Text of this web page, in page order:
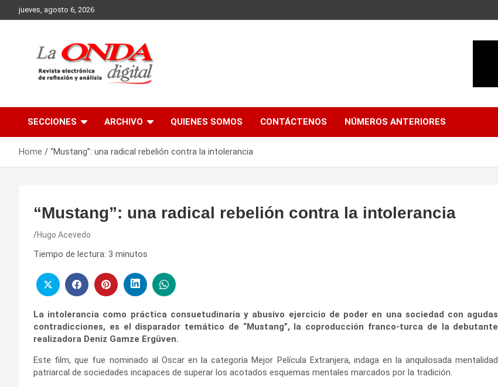
to
jueves, agosto 6, 2026
SECCIONES ARCHIVO QUIENES SOMOS CONTÁCTENOS NÚMEROS ANTERIORES
Home “Mustang”: una radical rebelión contra la intolerancia
“Mustang”: una radical rebelión contra la intolerancia
Hugo Acevedo
Tiempo de lectura: 3 minutos
La intolerancia como práctica consuetudinaria y abusivo ejercicio de poder en una sociedad con agudas
contradicciones, es el disparador temático de “Mustang”, la coproducción franco-turca de la debutante
realizadora Deniz Gamze Ergüven.
Este film, que fue nominado al Oscar en la categoría Mejor Película Extranjera, indaga en la anquilosada mentalidad
patriarcal de sociedades incapaces de superar los acotados esquemas mentales marcados por la tradición.